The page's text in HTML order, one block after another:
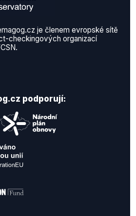
je členem evropské sítě
checkingových organizací
podporují: